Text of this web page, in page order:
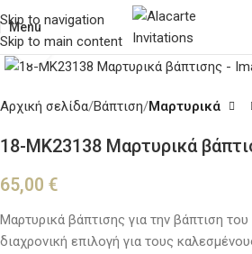
Skip to navigation
Skip to main content
Menu
Κλικ για μεγέθυνση
Αρχική σελίδα Βάπτιση Μαρτυρικά
18-ΜΚ23138 Μαρτυρικά
65,00 €
Μαρτυρικά βάπτισης για την βάπτιση
διαχρονική επιλογή για τους